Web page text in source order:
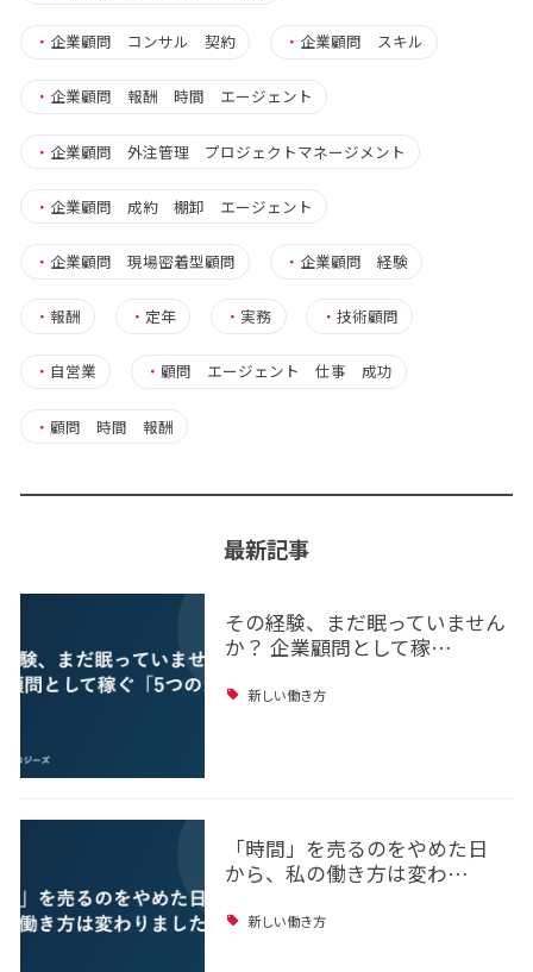
・ 企業顧問 コンサル 契約 ・ 企業顧問 スキル
・ 企業顧問 報酬 時間 エージェント
・ 企業顧問 外注管理 プロジェクトマネージメント
・ 企業顧問 成約 棚卸 エージェント
・ 企業顧問 現場密着型顧問 ・ 企業顧問 経験
・ 報酬 ・ 定年 ・ 実務 ・ 技術顧問
・ 自営業 ・顧問 エージェント 仕事 成功
・ 顧問 時間 報酬
最新記事
その経験、まだ眠っていません
か？ 企業顧問として稼…
新しい働き方
「時間」を売るのをやめた日
から、私の働き方は変わ…
新しい働き方